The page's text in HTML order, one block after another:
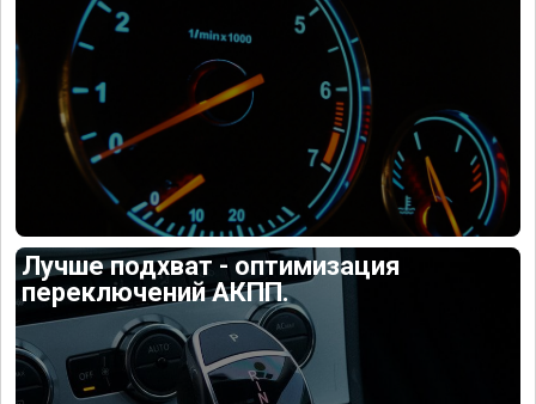
Лучше подхват - оптимизация
переключений АКПП.